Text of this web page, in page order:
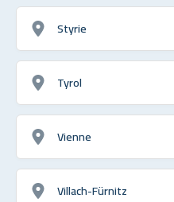
Styrie
Tyrol
Vienne
Villach-Fürnitz